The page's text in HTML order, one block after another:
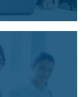
nos eligen